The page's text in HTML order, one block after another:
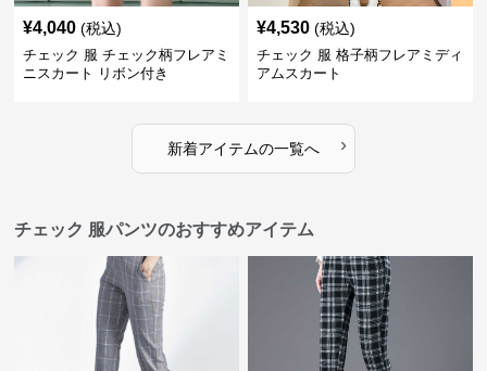
¥4,040 (税込)
チェック 服 チェック柄フレアミ
ニスカート リボン付き
¥4,530 (税込)
チェック 服 格子柄フレアミディ
アムスカート
新着アイテムの一覧へ ›
チェック 服パンツのおすすめアイテム